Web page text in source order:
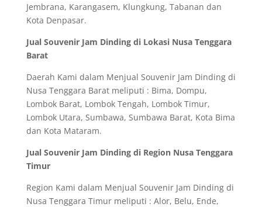
Jembrana, Karangasem, Klungkung, Tabanan dan
Kota Denpasar.
Jual Souvenir Jam Dinding di Lokasi Nusa Tenggara
Barat
Daerah Kami dalam Menjual Souvenir Jam Dinding di
Nusa Tenggara Barat meliputi : Bima, Dompu,
Lombok Barat, Lombok Tengah, Lombok Timur,
Lombok Utara, Sumbawa, Sumbawa Barat, Kota Bima
dan Kota Mataram.
Jual Souvenir Jam Dinding di Region Nusa Tenggara
Timur
Region Kami dalam Menjual Souvenir Jam Dinding di
Nusa Tenggara Timur meliputi : Alor, Belu, Ende,